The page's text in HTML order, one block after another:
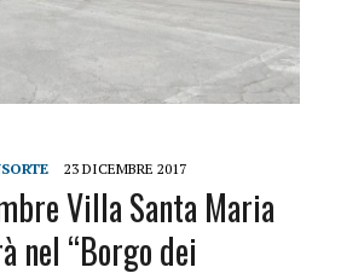
23 DICEMBRE 2017
Villa Santa Maria
nel “Borgo dei